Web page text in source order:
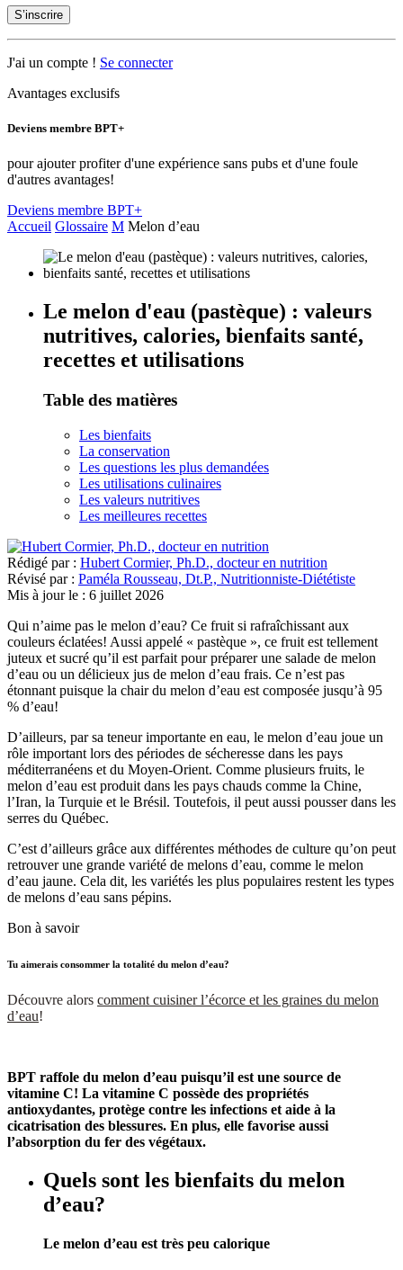
S’inscrire
J'ai un compte ! Se connecter
Avantages exclusifs
Deviens membre BPT+
pour ajouter profiter d'une expérience sans pubs et d'une foule
d'autres avantages!
Deviens membre BPT+
Accueil Glossaire M Melon d’eau
Le melon d'eau (pastèque) : valeurs
nutritives, calories, bienfaits santé,
recettes et utilisations
Table des matières
Les bienfaits
La conservation
Les questions les plus demandées
Les utilisations culinaires
Les valeurs nutritives
Les meilleures recettes
Rédigé par : Hubert Cormier, Ph.D., docteur en nutrition
Révisé par : Paméla Rousseau, Dt.P., Nutritionniste-Diététiste
Mis à jour le : 6 juillet 2026
Qui n’aime pas le melon d’eau? Ce fruit si rafraîchissant aux
couleurs éclatées! Aussi appelé « pastèque », ce fruit est tellement
juteux et sucré qu’il est parfait pour préparer une salade de melon
d’eau ou un délicieux jus de melon d’eau frais. Ce n’est pas
étonnant puisque la chair du melon d’eau est composée jusqu’à 95
% d’eau!
D’ailleurs, par sa teneur importante en eau, le melon d’eau joue un
rôle important lors des périodes de sécheresse dans les pays
méditerranéens et du Moyen-Orient. Comme plusieurs fruits, le
melon d’eau est produit dans les pays chauds comme la Chine,
l’Iran, la Turquie et le Brésil. Toutefois, il peut aussi pousser dans les
serres du Québec.
C’est d’ailleurs grâce aux différentes méthodes de culture qu’on peut
retrouver une grande variété de melons d’eau, comme le melon
d’eau jaune. Cela dit, les variétés les plus populaires restent les types
de melons d’eau sans pépins.
Bon à savoir
Tu aimerais consommer la totalité du melon d’eau?
Découvre alors comment cuisiner l’écorce et les graines du melon
d’eau!
BPT raffole du melon d’eau puisqu’il est une source de
vitamine C! La vitamine C possède des propriétés
antioxydantes, protège contre les infections et aide à la
cicatrisation des blessures. En plus, elle favorise aussi
l’absorption du fer des végétaux.
Quels sont les bienfaits du melon
d’eau?
Le melon d’eau est très peu calorique